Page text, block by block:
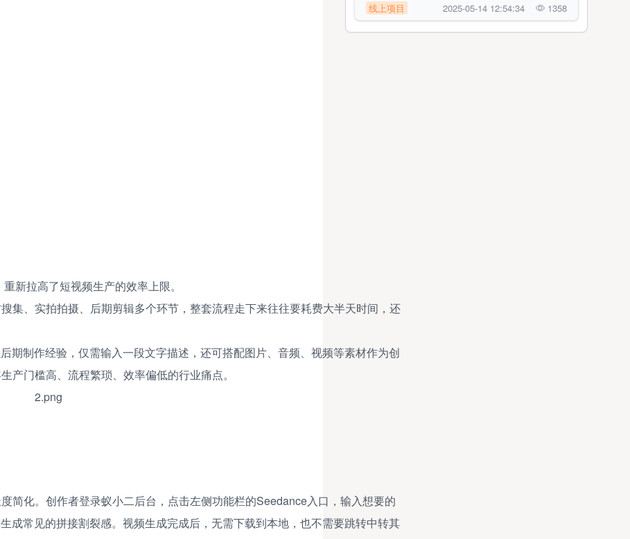
新拉高了短视频生产的效率上限。
集、实拍拍摄、后期剪辑多个环节，整套流程走下来往往要耗费大半天时间，还
期制作经验，仅需输入一段文字描述，还可搭配图片、音频、视频等素材作为创
门槛高、流程繁琐、效率偏低的行业痛点。
简化。创作者登录蚁小二后台，点击左侧功能栏的Seedance入口，输入想要的
成常见的拼接割裂感。视频生成完成后，无需下载到本地，也不需要跳转中转其
线上项目 2025-05-14 12:54:34 1358